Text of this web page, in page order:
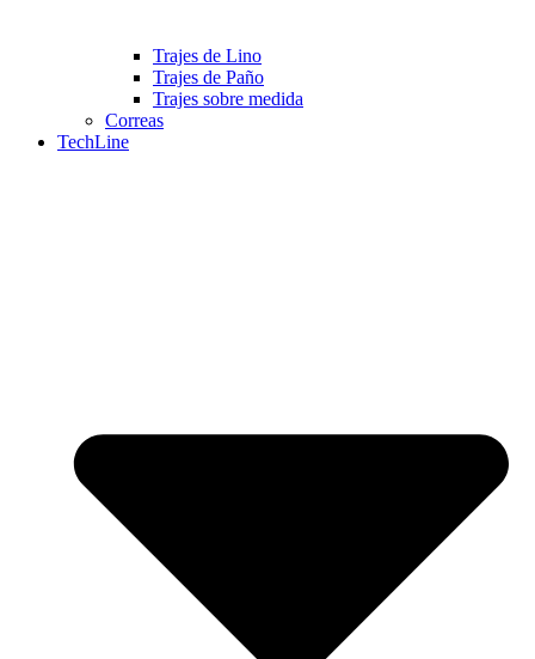
Trajes de Lino
Trajes de Paño
Trajes sobre medida
Correas
TechLine